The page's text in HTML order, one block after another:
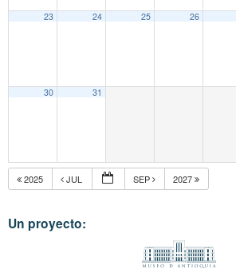
23 24 25 26
30 31
2025 JUL SEP 2027
Un proyecto: